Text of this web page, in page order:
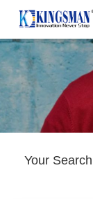
Your Search